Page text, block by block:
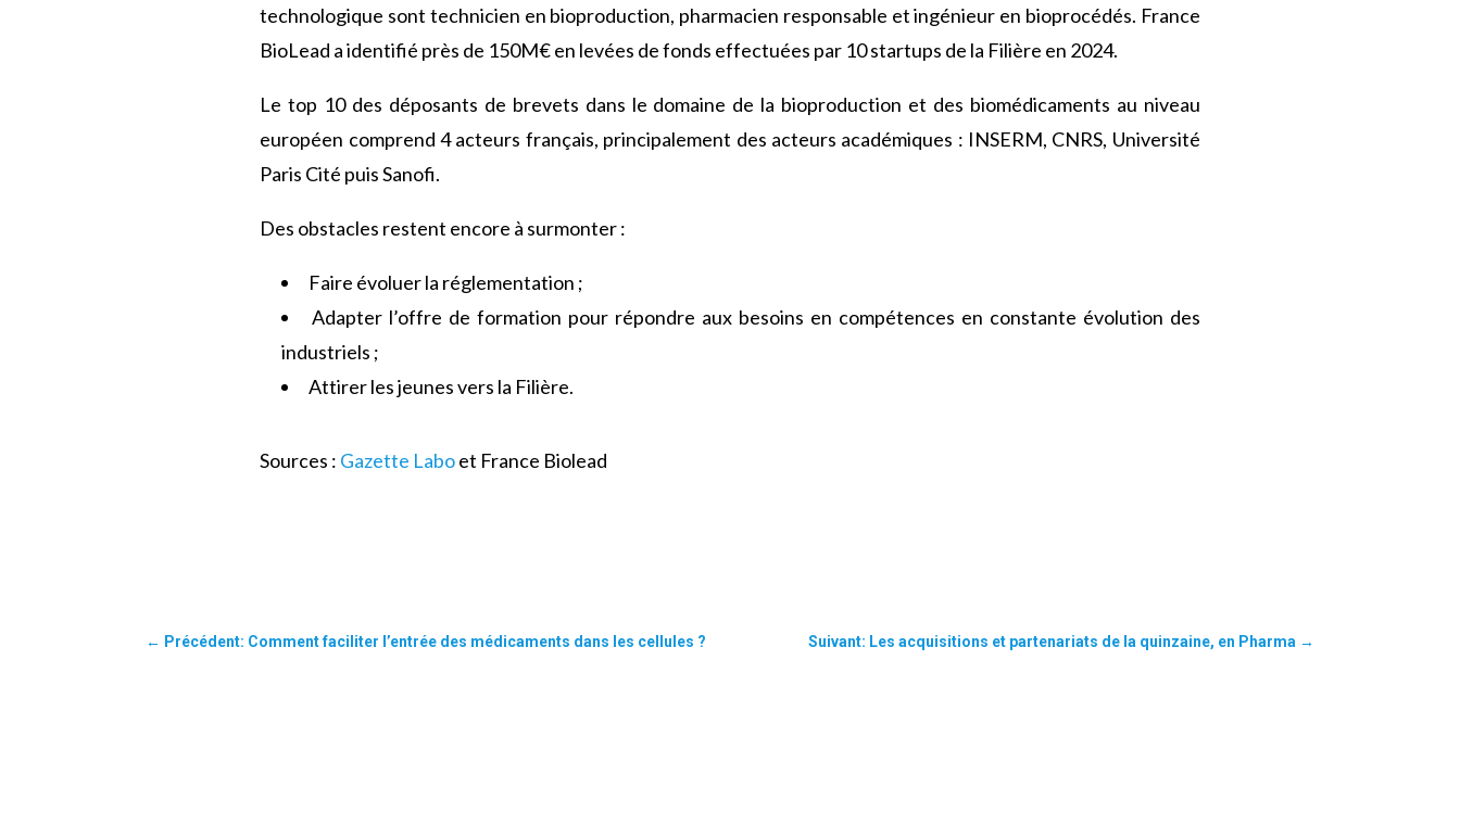
technologique sont technicien en bioproduction, pharmacien responsable et ingénieur en bioprocédés. France
BioLead a identifié près de 150M€ en levées de fonds effectuées par 10 startups de la Filière en 2024.
Le top 10 des déposants de brevets dans le domaine de la bioproduction et des biomédicaments au niveau
européen comprend 4 acteurs français, principalement des acteurs académiques : INSERM, CNRS, Université
Paris Cité puis Sanofi.
Des obstacles restent encore à surmonter :
Faire évoluer la réglementation ;
Adapter l’offre de formation pour répondre aux besoins en compétences en constante évolution des
industriels ;
Attirer les jeunes vers la Filière.
Sources : Gazette Laboet France Biolead
← Précédent: Comment faciliter l’entrée des médicaments dans les cellules ? Suivant: Les acquisitions et partenariats de la quinzaine, en Pharma →